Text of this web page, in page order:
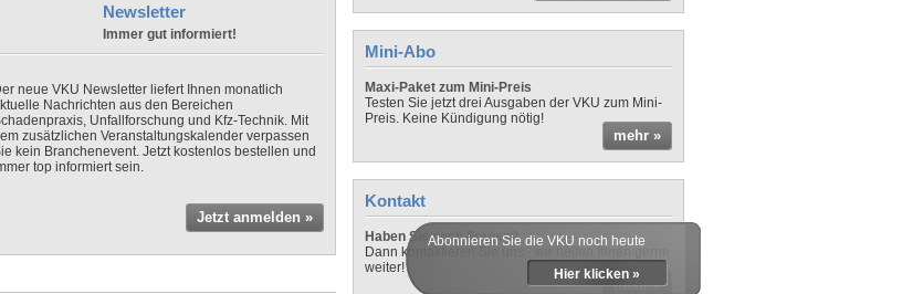
Newsletter
Immer gut informiert!
neue VKU Newsletter liefert Ihnen monatlich
Nachrichten aus den Bereichen
Unfallforschung und Kfz-Technik. Mit
zusätzlichen Veranstaltungskalender verpassen
kein Branchenevent. Jetzt kostenlos bestellen und
top informiert sein.
Jetzt anmelden »
Mini-Abo
Maxi-Paket zum Mini-Preis
Testen Sie jetzt drei Ausgaben der VKU zum Mini-
Preis. Keine Kündigung nötig!
mehr »
Kontakt
Haben Sie noch Fragen?
Dann kontaktieren Sie uns - wir helfen Ihnen gerne
weiter!
mehr »
Abonnieren Sie die VKU noch heute
Hier klicken »